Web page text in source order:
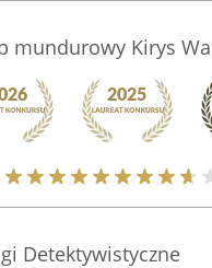
mundurowy Kirys
Detektywistyczne